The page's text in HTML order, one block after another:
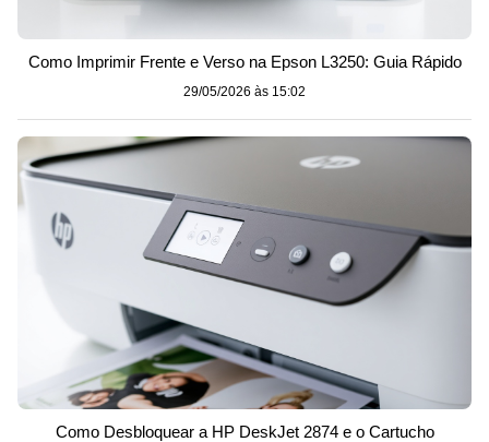
Como Imprimir Frente e Verso na Epson L3250: Guia Rápido
29/05/2026 às 15:02
Como Desbloquear a HP DeskJet 2874 e o Cartucho